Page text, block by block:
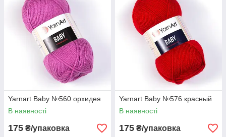
Yarnart Baby №560 орхидея
В наявності
175 ₴/упаковка
Yarnart Baby №576 красный
В наявності
175 ₴/упаковка